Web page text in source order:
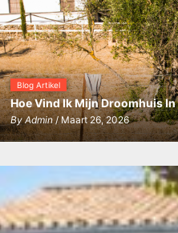
Blog Artikel
Hoe Vind Ik Mijn Droomhuis
ByAdmin/ Maart 26, 2026